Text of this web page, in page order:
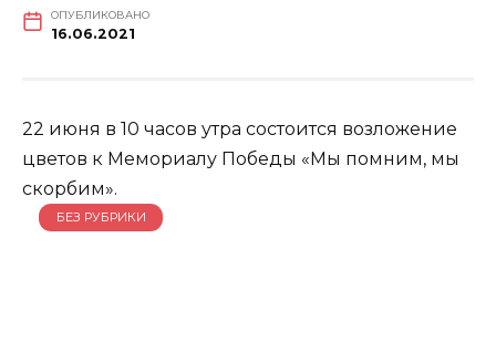
ОПУБЛИКОВАНО
16.06.2021
22 июня в 10 часов утра состоится возложение
цветов к Мемориалу Победы «Мы помним, мы
скорбим».
БЕЗ РУБРИКИ